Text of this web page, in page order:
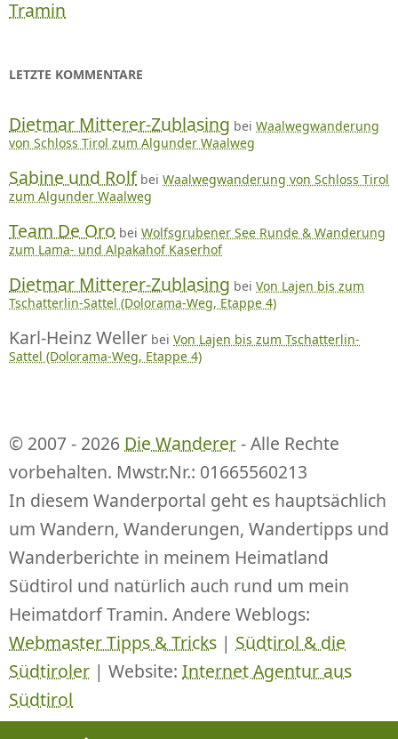
Tramin
LETZTE KOMMENTARE
Dietmar Mitterer-Zublasing bei Waalwegwanderung
von Schloss Tirol zum Algunder Waalweg
Sabine und Rolf bei Waalwegwanderung von Schloss Tirol
zum Algunder Waalweg
Team De Oro bei Wolfsgrubener See Runde & Wanderung
zum Lama- und Alpakahof Kaserhof
Dietmar Mitterer-Zublasing bei Von Lajen bis zum
Tschatterlin-Sattel (Dolorama-Weg, Etappe 4)
Karl-Heinz Weller bei Von Lajen bis zum Tschatterlin-
Sattel (Dolorama-Weg, Etappe 4)
© 2007 - 2026 Die Wanderer- Alle Rechte
vorbehalten. Mwstr.Nr.: 01665560213
In diesem Wanderportal geht es hauptsächlich
um Wandern, Wanderungen, Wandertipps und
Wanderberichte in meinem Heimatland
Südtirol und natürlich auch rund um mein
Heimatdorf Tramin. Andere Weblogs:
Webmaster Tipps & Tricks | Südtirol & die
Südtiroler | Website: Internet Agentur aus
Südtirol